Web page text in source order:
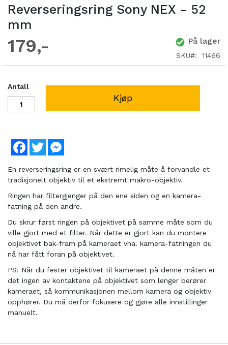
Reverseringsring Sony NEX - 52
mm
179 På lager
SKU 11466
Antall
Kjøp
Facebook
Twitter
En reverseringsring er en svært rimelig måte å forvandle et
tradisjonelt objektiv til et ekstremt makro-objektiv.
Ringen har filtergjenger på den ene siden og en kamera-
fatning på den andre.
Du skrur først ringen på objektivet på samme måte som du
ville gjort med et filter. Når dette er gjort kan du montere
objektivet bak-fram på kameraet vha. kamera-fatningen du
nå har fått foran på objektivet.
PS: Når du fester objektivet til kameraet på denne måten er
det ingen av kontaktene på objektivet som lenger berører
kameraet, så kommunikasjonen mellom kamera og objektiv
opphører. Du må derfor fokusere og gjøre alle innstillinger
manuelt.